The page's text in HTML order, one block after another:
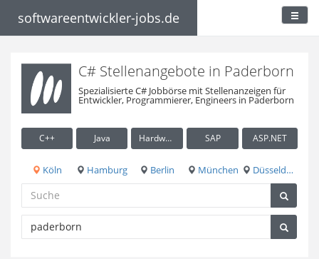
softwareentwickler-jobs.de
C# Stellenangebote in Paderborn
Spezialisierte C# Jobbörse mit Stellenanzeigen für
Entwickler, Programmierer, Engineers in Paderborn
C++ Java Hardware / Embedded SAP ASP.NET
Köln Hamburg Berlin München Düsseldorf